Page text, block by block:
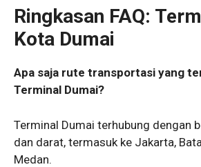
Ringkasan FAQ:
Kota Dumai
Apa saja rute transportasi yang
Terminal Dumai?
Terminal Dumai terhubung dengan
dan darat, termasuk ke Jakarta,
Medan.